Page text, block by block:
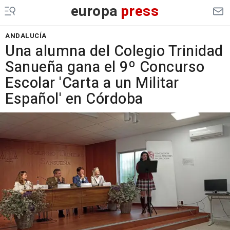
europa press
ANDALUCÍA
Una alumna del Colegio Trinidad
Sanueña gana el 9º Concurso
Escolar 'Carta a un Militar
Español' en Córdoba